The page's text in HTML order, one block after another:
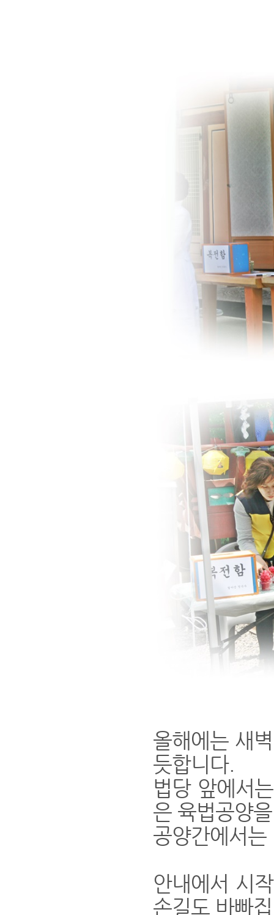
올해에는 새
듯합니다.
법당 앞에서
은 육법공양
공양간에서
안내에서 시
손길도 바빠